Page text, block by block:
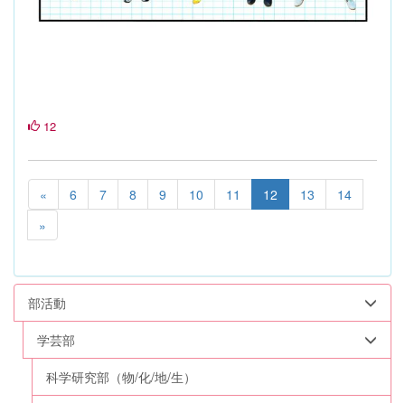
12
« 6 7 8 9 10 11 12 13
14
»
部活動
学芸部
科学研究部（物/化/地/生）